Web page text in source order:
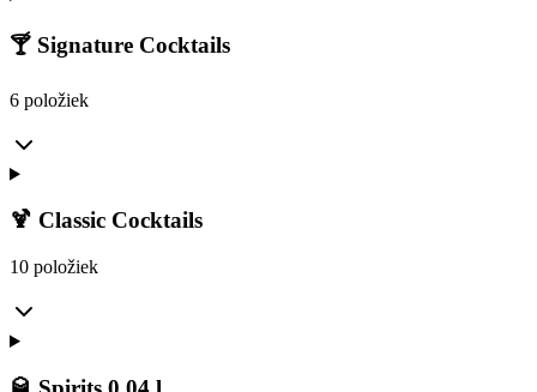
🍸 Signature Cocktails
6 položiek
🍹 Classic Cocktails
10 položiek